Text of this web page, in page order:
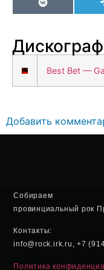
VK
Best Bet —
Добавить
Собираем
провинциальный рок
Контакты:
info@rock.irk.ru, +7
Политика